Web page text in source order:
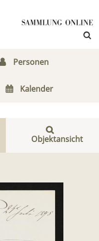
Personen
Kalender
Objektansicht